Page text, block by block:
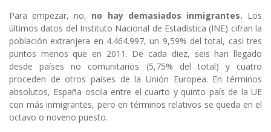
Para empezar, no, no hay demasiados inmigrantes. Los
últimos datos del Instituto Nacional de Estadística (INE) cifran la
población extranjera en 4.464.997, un 9,59% del total, casi tres
puntos menos que en 2011. De cada diez, seis han llegado
desde países no comunitarios (5,75% del total) y cuatro
proceden de otros países de la Unión Europea. En términos
absolutos, España oscila entre el cuarto y quinto país de la UE
con más inmigrantes, pero en términos relativos se queda en el
octavo o noveno puesto.